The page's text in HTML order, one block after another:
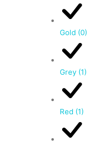
Gold (0)
Grey (1)
Red (1)